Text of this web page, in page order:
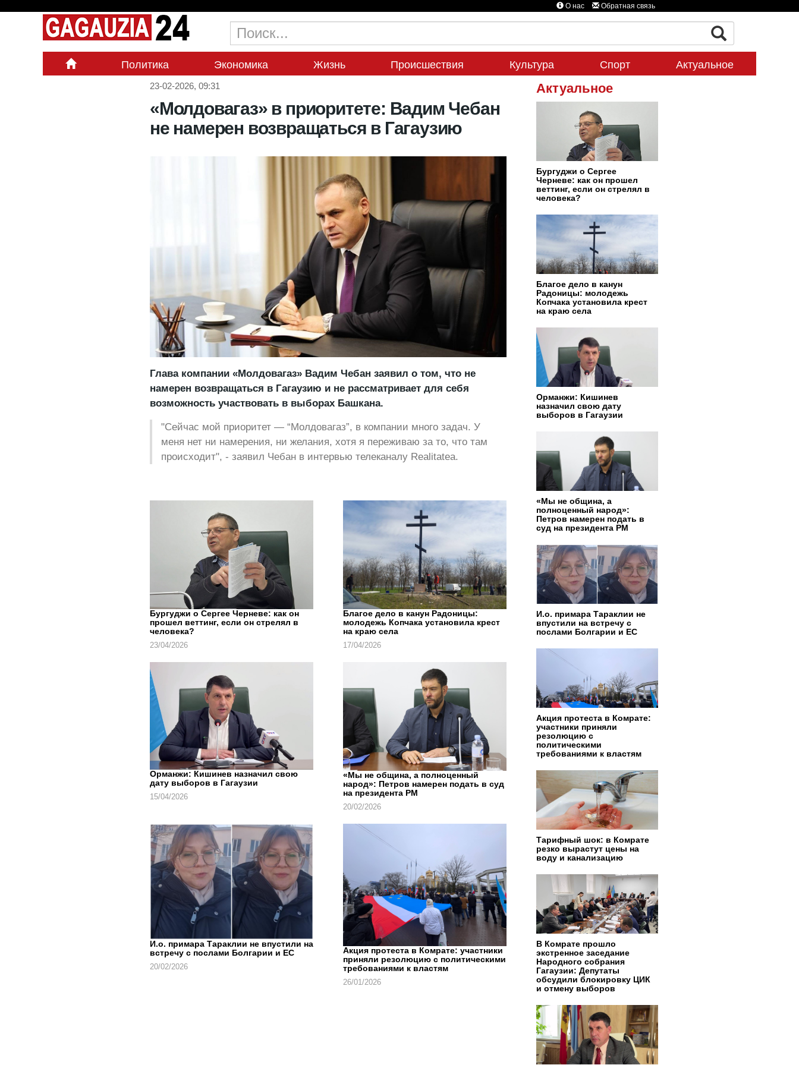
О нас Обратная связь
Политика Экономика Жизнь Происшествия Культура Спорт Актуальное
23-02-2026, 09:31
«Молдовагаз» в приоритете: Вадим Чебан
не намерен возвращаться в Гагаузию
Глава компании «Молдовагаз» Вадим Чебан заявил о том, что не
намерен возвращаться в Гагаузию и не рассматривает для себя
возможность участвовать в выборах Башкана.
"Сейчас мой приоритет — “Молдовагаз”, в компании много задач. У
меня нет ни намерения, ни желания, хотя я переживаю за то, что там
происходит", - заявил Чебан в интервью телеканалу Realitatea.
Бургуджи о Сергее Черневе: как он
прошел веттинг, если он стрелял в
человека?
23/04/2026
Благое дело в канун Радоницы:
молодежь Копчака установила крест
на краю села
17/04/2026
Орманжи: Кишинев назначил свою
дату выборов в Гагаузии
15/04/2026
«Мы не община, а полноценный
народ»: Петров намерен подать в суд
на президента РМ
20/02/2026
И.о. примара Тараклии не впустили на
встречу с послами Болгарии и ЕС
20/02/2026
Акция протеста в Комрате: участники
приняли резолюцию с политическими
требованиями к властям
26/01/2026
Актуальное
Бургуджи о Сергее
Черневе: как он прошел
веттинг, если он стрелял в
человека?
Благое дело в канун
Радоницы: молодежь
Копчака установила крест
на краю села
Орманжи: Кишинев
назначил свою дату
выборов в Гагаузии
«Мы не община, а
полноценный народ»:
Петров намерен подать в
суд на президента РМ
И.о. примара Тараклии не
впустили на встречу с
послами Болгарии и ЕС
Акция протеста в Комрате:
участники приняли
резолюцию с
политическими
требованиями к властям
Тарифный шок: в Комрате
резко вырастут цены на
воду и канализацию
В Комрате прошло
экстренное заседание
Народного собрания
Гагаузии: Депутаты
обсудили блокировку ЦИК
и отмену выборов